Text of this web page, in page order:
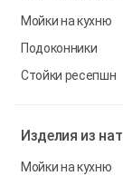
Мойки на кухню
Подоконники
Стойки ресепшн
Изделия из
Мойки на кухню